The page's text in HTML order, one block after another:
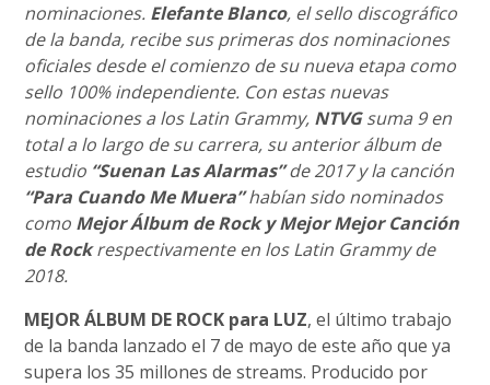
nominaciones. Elefante Blanco, el sello discográfico
de la banda, recibe sus primeras dos nominaciones
oficiales desde el comienzo de su nueva etapa como
sello 100% independiente. Con estas nuevas
nominaciones a los Latin Grammy, NTVGsuma 9 en
total a lo largo de su carrera, su anterior álbum de
estudio “Suenan Las Alarmas”de 2017 y la canción
“Para Cuando Me Muera”habían sido nominados
como Mejor Álbum de Rock y Mejor Mejor Canción
de Rockrespectivamente en los Latin Grammy de
2018.
MEJOR ÁLBUM DE ROCK para LUZ, el último trabajo
de la banda lanzado el 7 de mayo de este año que ya
supera los 35 millones de streams. Producido por